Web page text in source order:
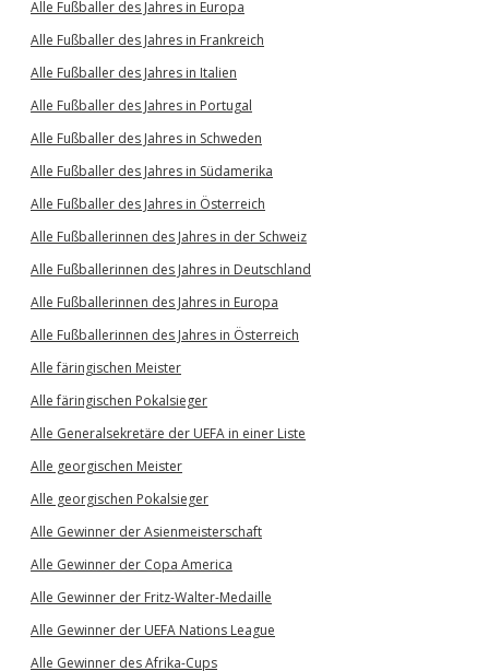
Alle Fußballer des Jahres in Europa
Alle Fußballer des Jahres in Frankreich
Alle Fußballer des Jahres in Italien
Alle Fußballer des Jahres in Portugal
Alle Fußballer des Jahres in Schweden
Alle Fußballer des Jahres in Südamerika
Alle Fußballer des Jahres in Österreich
Alle Fußballerinnen des Jahres in der Schweiz
Alle Fußballerinnen des Jahres in Deutschland
Alle Fußballerinnen des Jahres in Europa
Alle Fußballerinnen des Jahres in Österreich
Alle färingischen Meister
Alle färingischen Pokalsieger
Alle Generalsekretäre der UEFA in einer Liste
Alle georgischen Meister
Alle georgischen Pokalsieger
Alle Gewinner der Asienmeisterschaft
Alle Gewinner der Copa America
Alle Gewinner der Fritz-Walter-Medaille
Alle Gewinner der UEFA Nations League
Alle Gewinner des Afrika-Cups